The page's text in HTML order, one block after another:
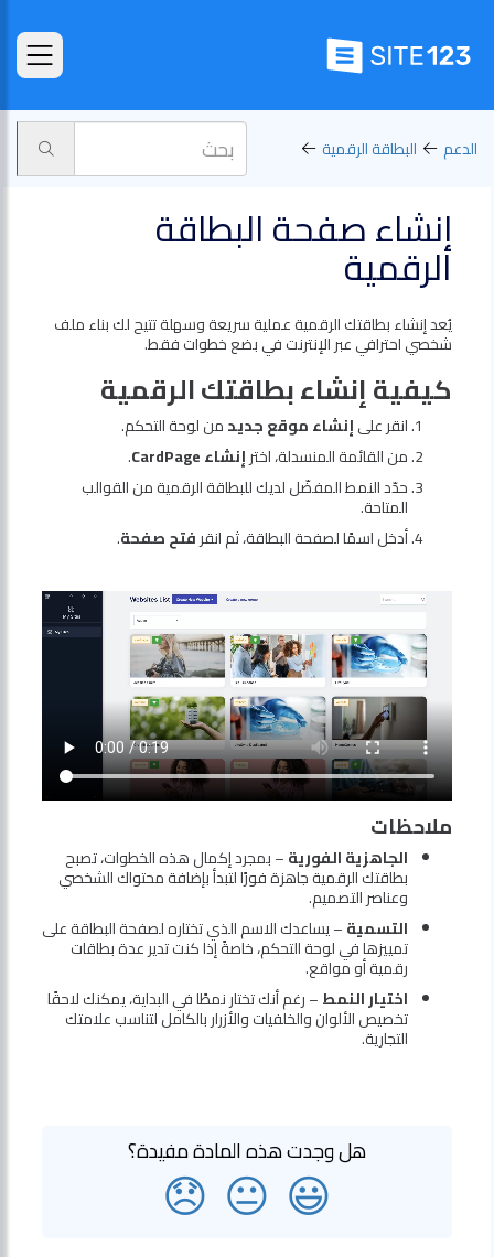
الدعم البطاقة الرقمية
إنشاء صفحة البطاقة
الرقمية
يُعد إنشاء بطاقتك الرقمية عملية سريعة وسهلة تتيح لك بناء ملف
شخصي احترافي عبر الإنترنت في بضع خطوات فقط.
كيفية إنشاء بطاقتك الرقمية
انقر علىإنشاء موقع جديدمن لوحة التحكم.
من القائمة المنسدلة، اخترإنشاء CardPage
.
حدّد النمط المفضّل لديك للبطاقة الرقمية من القوالب
المتاحة.
أدخل اسمًا لصفحة البطاقة، ثم انقرفتح صفحة.
ملاحظات
الجاهزية الفورية– بمجرد إكمال هذه الخطوات، تصبح
بطاقتك الرقمية جاهزة فورًا لتبدأ بإضافة محتواك الشخصي
وعناصر التصميم.
التسمية– يساعدك الاسم الذي تختاره لصفحة البطاقة على
تمييزها في لوحة التحكم، خاصةً إذا كنت تدير عدة بطاقات
رقمية أو مواقع.
اختيار النمط– رغم أنك تختار نمطًا في البداية، يمكنك لاحقًا
تخصيص الألوان والخلفيات والأزرار بالكامل لتناسب علامتك
التجارية.
هل وجدت هذه المادة مفيدة؟
😃
😐
😞